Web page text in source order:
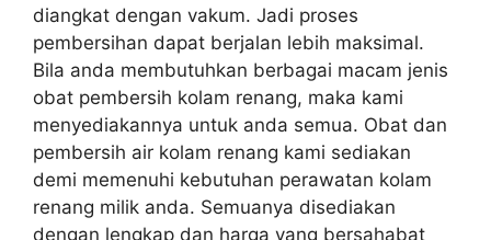
diangkat dengan vakum. Jadi proses
pembersihan dapat berjalan lebih maksimal.
Bila anda membutuhkan berbagai macam jenis
obat pembersih kolam renang, maka kami
menyediakannya untuk anda semua. Obat dan
pembersih air kolam renang kami sediakan
demi memenuhi kebutuhan perawatan kolam
renang milik anda. Semuanya disediakan
dengan lengkap dan harga yang bersahabat